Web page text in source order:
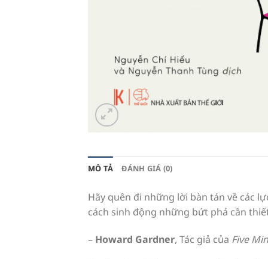
MÔ TẢ ĐÁNH GIÁ (0)
Hãy quên đi những lời bàn tán về các
cách sinh động những bứt phá cần
– Howard Gardner, Tác giả của Five